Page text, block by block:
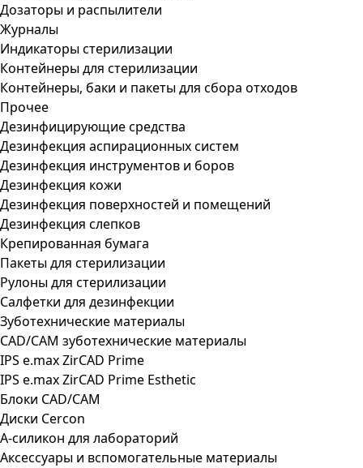
Дозаторы и распылители
Журналы
Индикаторы стерилизации
Контейнеры для стерилизации
Контейнеры, баки и пакеты для сбора отходов
Прочее
Дезинфицирующие средства
Дезинфекция аспирационных систем
Дезинфекция инструментов и боров
Дезинфекция кожи
Дезинфекция поверхностей и помещений
Дезинфекция слепков
Крепированная бумага
Пакеты для стерилизации
Рулоны для стерилизации
Салфетки для дезинфекции
Зуботехнические материалы
CAD/CAM зуботехнические материалы
IPS e.max ZirCAD Prime
IPS e.max ZirCAD Prime Esthetic
Блоки CAD/CAM
Диски Cercon
А-силикон для лабораторий
Аксессуары и вспомогательные материалы